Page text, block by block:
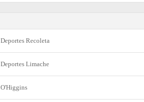
Deportes Recoleta
Deportes Limache
O'Higgins